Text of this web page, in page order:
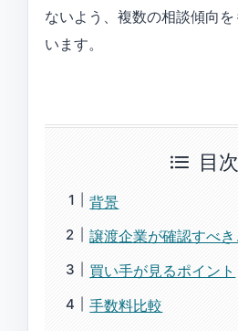
ないよう、複数の相談傾向
います。
目次
背景
譲渡企業が確認すべき
買い手が見るポイント
手数料比較